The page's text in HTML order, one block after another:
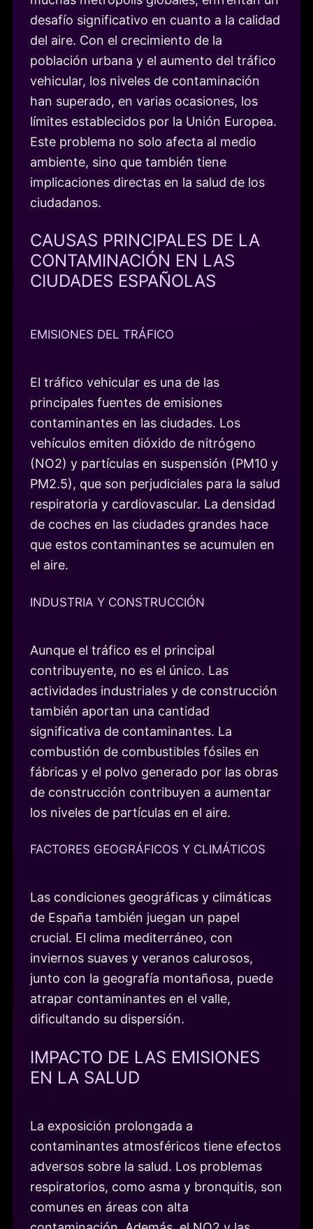
desafío significativo en cuanto a la calidad
del aire. Con el crecimiento de la
población urbana y el aumento del tráfico
vehicular, los niveles de contaminación
han superado, en varias ocasiones, los
límites establecidos por la Unión Europea.
Este problema no solo afecta al medio
ambiente, sino que también tiene
implicaciones directas en la salud de los
ciudadanos.
CAUSAS PRINCIPALES DE LA
CONTAMINACIÓN EN LAS
CIUDADES ESPAÑOLAS
EMISIONES DEL TRÁFICO
El tráfico vehicular es una de las
principales fuentes de emisiones
contaminantes en las ciudades. Los
vehículos emiten dióxido de nitrógeno
(NO2) y partículas en suspensión (PM10 y
PM2.5), que son perjudiciales para la salud
respiratoria y cardiovascular. La densidad
de coches en las ciudades grandes hace
que estos contaminantes se acumulen en
el aire.
INDUSTRIA Y CONSTRUCCIÓN
Aunque el tráfico es el principal
contribuyente, no es el único. Las
actividades industriales y de construcción
también aportan una cantidad
significativa de contaminantes. La
combustión de combustibles fósiles en
fábricas y el polvo generado por las obras
de construcción contribuyen a aumentar
los niveles de partículas en el aire.
FACTORES GEOGRÁFICOS Y CLIMÁTICOS
Las condiciones geográficas y climáticas
de España también juegan un papel
crucial. El clima mediterráneo, con
inviernos suaves y veranos calurosos,
junto con la geografía montañosa, puede
atrapar contaminantes en el valle,
dificultando su dispersión.
IMPACTO DE LAS EMISIONES
EN LA SALUD
La exposición prolongada a
contaminantes atmosféricos tiene efectos
adversos sobre la salud. Los problemas
respiratorios, como asma y bronquitis, son
comunes en áreas con alta